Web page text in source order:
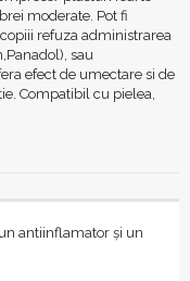
moderate. Pot fi
refuza administrarea
sau
efect de umectare si de
Compatibil cu pielea,
antiinflamator și un